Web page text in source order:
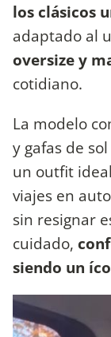
los clásicos
adaptado al
oversize y
cotidiano.
La modelo
y gafas de
un outfit
viajes en
sin resignar
cuidado,
siendo un